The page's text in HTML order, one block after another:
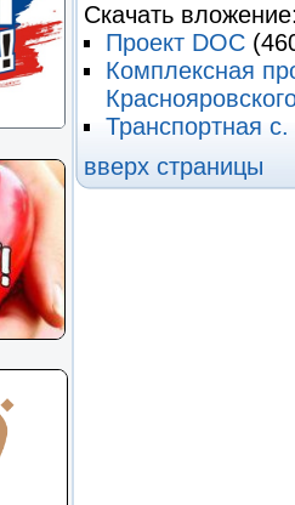
Скачать
Проект DOC
Комплексная
Транспортная
вверх страницы